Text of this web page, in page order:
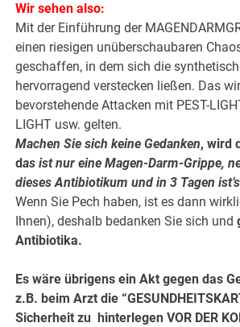
Wir sehen also:
Mit der Einführung der
einen riesigen unüberschaubaren
geschaffen, in dem sich die
hervorragend verstecken ließen. Das
bevorstehende Attacken mit PEST-
LIGHT usw. gelten.
Machen Sie sich keine Gedanken, wird
das ist nur eine Magen-Darm-Grippe,
dieses Antibiotikum und in 3 Tagen
Wenn Sie Pech haben, ist es dann
Ihnen), deshalb bedanken Sie sich und
Antibiotika.
Es wäre übrigens ein Akt gegen das
z.B. beim Arzt die
Sicherheit zu hinterlegen VOR DER